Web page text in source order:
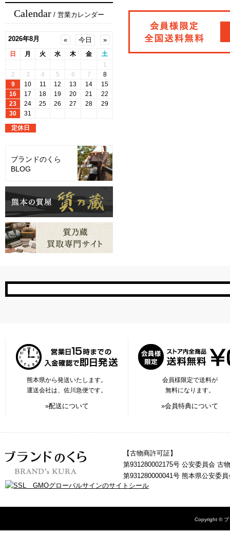
Calendar / 営業カレンダー
ブランドのくら
BLOG
熊本県から発送いたします。
運送会社は、佐川急便です。
»配送について
会員様限定で送料が
無料になります。
»会員特典について
【古物商許可証】
第931280002175号 公安委員会 古
第931280000041号 熊本県公安委
Copyright © ブ